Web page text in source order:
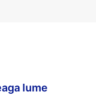
lume